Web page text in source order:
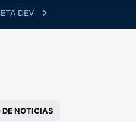
DEV
NOTICIAS